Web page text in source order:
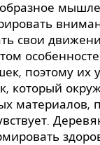
свои
поэтому их
который
материалов,